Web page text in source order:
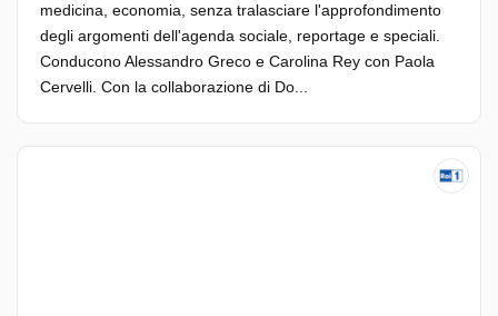
medicina, economia, senza tralasciare l'approfondimento
degli argomenti dell'agenda sociale, reportage e speciali.
Conducono Alessandro Greco e Carolina Rey con Paola
Cervelli. Con la collaborazione di Do...